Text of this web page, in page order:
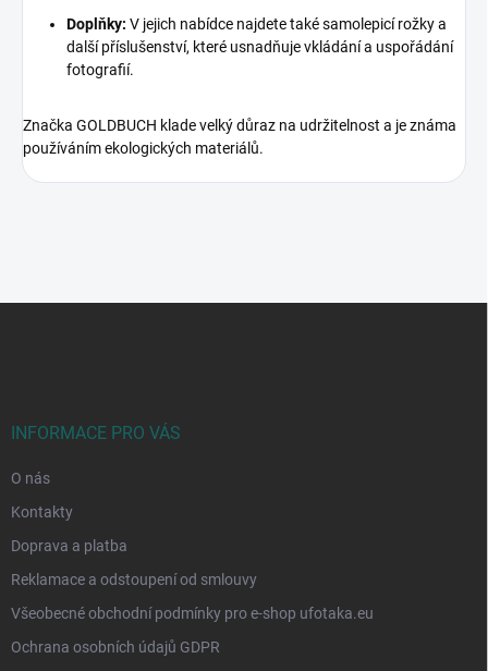
Doplňky: V jejich nabídce najdete také samolepicí rožky a
další příslušenství, které usnadňuje vkládání a uspořádání
fotografií.
Značka GOLDBUCH klade velký důraz na udržitelnost a je známa
používáním ekologických materiálů.
INFORMACE PRO VÁS
O nás
Kontakty
Doprava a platba
Reklamace a odstoupení od smlouvy
Všeobecné obchodní podmínky pro e-shop ufotaka.eu
Ochrana osobních údajů GDPR